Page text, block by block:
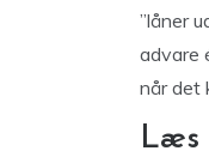
”låner
advare
når det
Læs